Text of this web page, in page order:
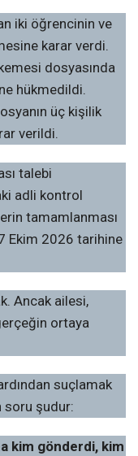
iki öğrencinin ve
karar verdi.
dosyasında
hükmedildi.
üç kişilik
verildi.
talebi
adli kontrol
tamamlanması
Ekim 2026 tarihine
Ancak ailesi,
ortaya
suçlamak
soru şudur:
kim gönderdi, kim